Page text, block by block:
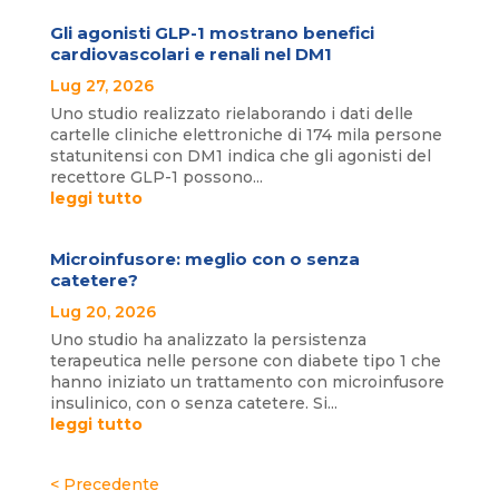
Gli agonisti GLP-1 mostrano benefici
cardiovascolari e renali nel DM1
Lug 27, 2026
Uno studio realizzato rielaborando i dati delle
cartelle cliniche elettroniche di 174 mila persone
statunitensi con DM1 indica che gli agonisti del
recettore GLP-1 possono...
leggi tutto
Microinfusore: meglio con o senza
catetere?
Lug 20, 2026
Uno studio ha analizzato la persistenza
terapeutica nelle persone con diabete tipo 1 che
hanno iniziato un trattamento con microinfusore
insulinico, con o senza catetere. Si...
leggi tutto